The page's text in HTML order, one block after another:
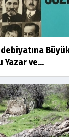
Yazar ve...